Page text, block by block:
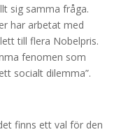
sig samma fråga.
har arbetat med
till flera Nobelpris.
fenomen som
socialt dilemma”.
finns ett val för den